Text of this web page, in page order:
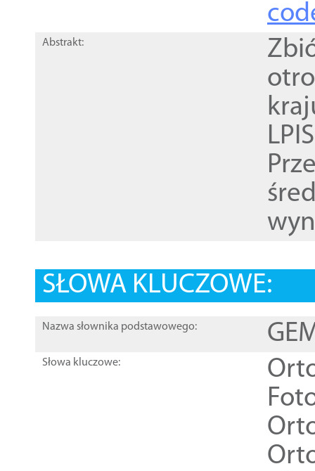
Abstrakt:
SŁOWA KLUCZOWE:
Nazwa słownika podstawowego:
Słowa kluczowe: